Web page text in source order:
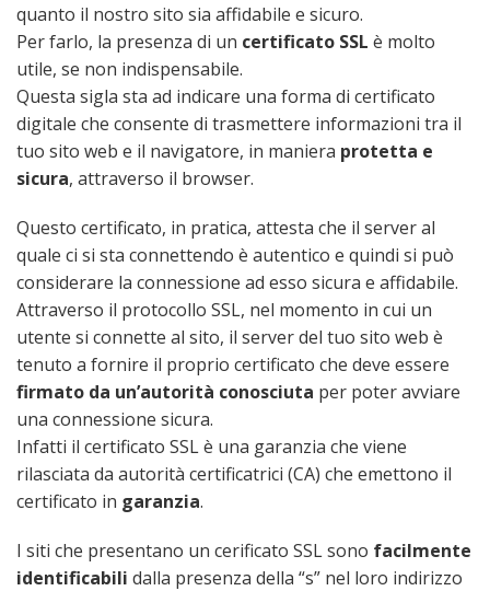
quanto il nostro sito sia affidabile e sicuro.
Per farlo, la presenza di un certificato SSL è molto
utile, se non indispensabile.
Questa sigla sta ad indicare una forma di certificato
digitale che consente di trasmettere informazioni tra il
tuo sito web e il navigatore, in maniera protetta e
sicura, attraverso il browser.
Questo certificato, in pratica, attesta che il server al
quale ci si sta connettendo è autentico e quindi si può
considerare la connessione ad esso sicura e affidabile.
Attraverso il protocollo SSL, nel momento in cui un
utente si connette al sito, il server del tuo sito web è
tenuto a fornire il proprio certificato che deve essere
firmato da un’autorità conosciuta per poter avviare
una connessione sicura.
Infatti il certificato SSL è una garanzia che viene
rilasciata da autorità certificatrici (CA) che emettono il
certificato in garanzia.
I siti che presentano un cerificato SSL sono facilmente
identificabili dalla presenza della “s” nel loro indirizzo